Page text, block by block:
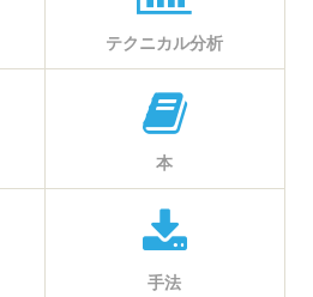
テクニカル分析
本
手法